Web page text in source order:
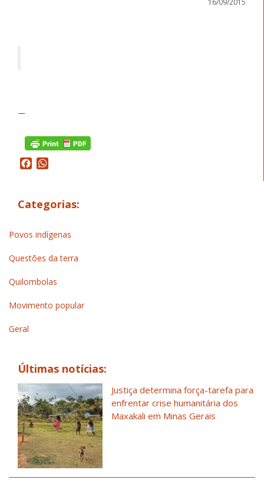
—
Facebook
Categorias:
Povos indígenas
Questões da terra
Quilombolas
Movimento popular
Geral
Últimas notícias:
Justiça determina força-tarefa para
enfrentar crise humanitária dos
Maxakali em Minas Gerais